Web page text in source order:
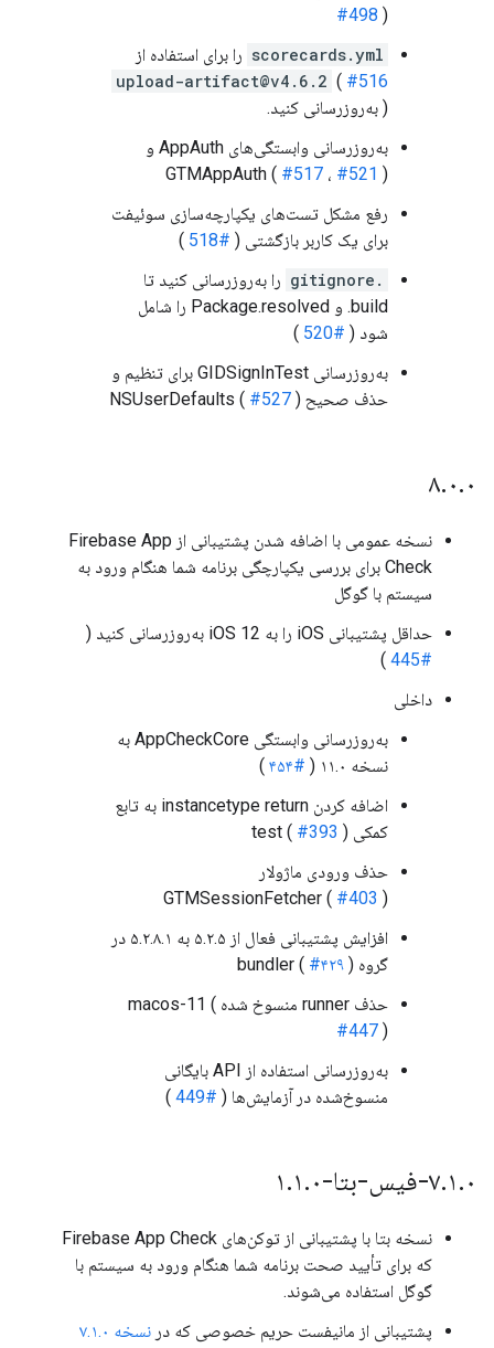
#498 )
scorecards.yml را برای استفاده از
upload-artifact@v4.6.2 ( #516
) به‌روزرسانی کنید.
به‌روزرسانی وابستگی‌های AppAuth و
GTMAppAuth ( #517 ، #521 )
رفع مشکل تست‌های یکپارچه‌سازی سوئیفت
برای یک کاربر بازگشتی ( #518
)
.gitignore
را به‌روزرسانی کنید تا
‎.build‎ و ‎Package.resolved‎ را شامل
شود ( #520
)
به‌روزرسانی GIDSignInTest برای تنظیم و
حذف صحیح NSUserDefaults (
#527 )
۸.۰.۰
نسخه عمومی با اضافه شدن پشتیبانی از Firebase App
Check برای بررسی یکپارچگی برنامه شما هنگام ورود به
سیستم با گوگل
حداقل پشتیبانی iOS را به iOS 12 به‌روزرسانی کنید (
#445
)
داخلی
به‌روزرسانی وابستگی AppCheckCore به
نسخه ۱۱.۰ (
#۴۵۴
)
اضافه کردن instancetype return به تابع
کمکی test (
#393 )
حذف ورودی ماژولار
GTMSessionFetcher ( #403 )
افزایش پشتیبانی فعال از ۵.۲.۵ به ۵.۲.۸.۱ در
گروه bundler (
#۴۲۹ )
حذف runner منسوخ شده macos-11 (
#447 )
به‌روزرسانی استفاده از API بایگانی
منسوخ‌شده در آزمایش‌ها ( #449
)
۷.۱.۰-فیس-بتا-۱ .۱.۰
نسخه بتا با پشتیبانی از توکن‌های Firebase App Check
که برای تأیید صحت برنامه شما هنگام ورود به سیستم با
گوگل استفاده می‌شوند.
پشتیبانی از مانیفست حریم خصوصی که در نسخه ۷.۱.۰